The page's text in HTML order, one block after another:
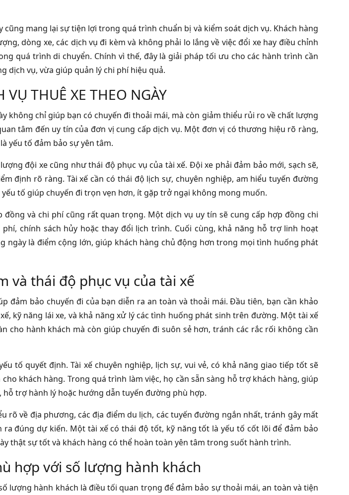
mang lại sự tiện lợi trong quá trình chuẩn bị và kiểm soát dịch vụ. Khách hàng
dòng xe, các dịch vụ đi kèm và không phải lo lắng về việc đổi xe hay điều chỉnh
quá trình di chuyển. Chính vì thế, đây là giải pháp tối ưu cho các hành trình cần
dịch vụ, vừa giúp quản lý chi phí hiệu quả.
THUÊ XE THEO NGÀY
không chỉ giúp bạn có chuyến đi thoải mái, mà còn giảm thiểu rủi ro về chất lượng
tâm đến uy tín của đơn vị cung cấp dịch vụ. Một đơn vị có thương hiệu rõ ràng,
yếu tố đảm bảo sự yên tâm.
đội xe cũng như thái độ phục vụ của tài xế. Đội xe phải đảm bảo mới, sạch sẽ,
định rõ ràng. Tài xế cần có thái độ lịch sự, chuyên nghiệp, am hiểu tuyến đường
tố giúp chuyến đi trọn vẹn hơn, ít gặp trở ngại không mong muốn.
và chi phí cũng rất quan trọng. Một dịch vụ uy tín sẽ cung cấp hợp đồng chi
chính sách hủy hoặc thay đổi lịch trình. Cuối cùng, khả năng hỗ trợ linh hoạt
ngày là điểm cộng lớn, giúp khách hàng chủ động hơn trong mọi tình huống phát
và thái độ phục vụ của tài xế
đảm bảo chuyến đi của bạn diễn ra an toàn và thoải mái. Đầu tiên, bạn cần khảo
kỹ năng lái xe, và khả năng xử lý các tình huống phát sinh trên đường. Một tài xế
cho hành khách mà còn giúp chuyến đi suôn sẻ hơn, tránh các rắc rối không cần
tố quyết định. Tài xế chuyên nghiệp, lịch sự, vui vẻ, có khả năng giao tiếp tốt sẽ
khách hàng. Trong quá trình làm việc, họ cần sẵn sàng hỗ trợ khách hàng, giúp
trợ hành lý hoặc hướng dẫn tuyến đường phù hợp.
rõ về địa phương, các địa điểm du lịch, các tuyến đường ngắn nhất, tránh gây mất
đúng dự kiến. Một tài xế có thái độ tốt, kỹ năng tốt là yếu tố cốt lõi để đảm bảo
thật sự tốt và khách hàng có thể hoàn toàn yên tâm trong suốt hành trình.
hợp với số lượng hành khách
lượng hành khách là điều tối quan trọng để đảm bảo sự thoải mái, an toàn và tiện